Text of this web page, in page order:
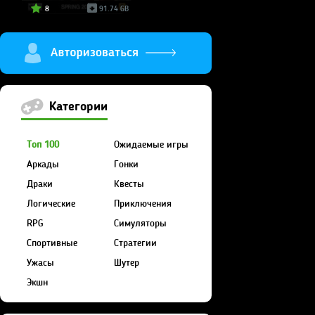
8 91.74 GB
Категории
Топ 100
Ожидаемые игры
Аркады
Гонки
Драки
Квесты
Логические
Приключения
RPG
Симуляторы
Спортивные
Стратегии
Ужасы
Шутер
Экшн